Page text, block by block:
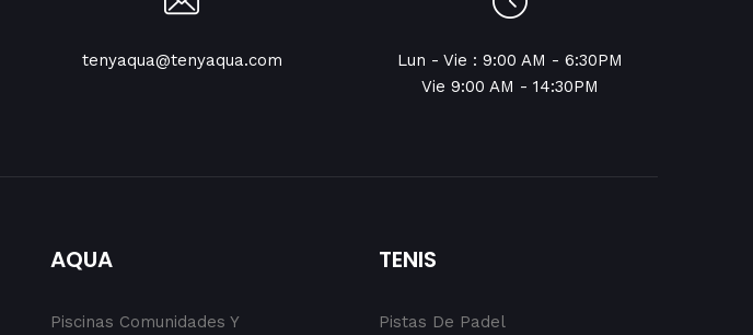
tenyaqua@tenyaqua.com
Lun - Vie : 9:00 AM - 6:30PM
Vie 9:00 AM - 14:30PM
AQUA
Piscinas Comunidades Y
TENIS
Pistas De Padel